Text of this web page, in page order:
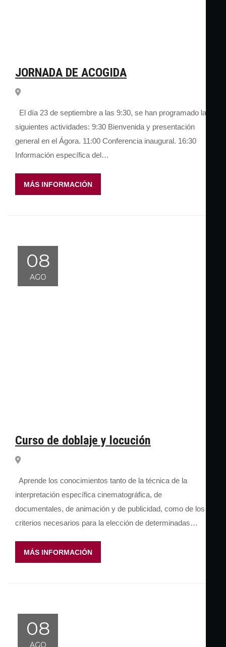
JORNADA DE ACOGIDA
El día 23 de septiembre a las 9:30, se han programado las
siguientes actividades: 9:30 Bienvenida y presentación
general en el Ágora. 11:00 Conferencia inaugural. 16:30
Información específica del…
MÁS INFORMACIÓN
08
AGO
Curso de doblaje y locución
Aprende los conocimientos tanto de la técnica de la
interpretación específica cinematográfica, de
documentales, de animación y de publicidad, como de los
criterios necesarios para la elección de determinadas…
MÁS INFORMACIÓN
08
AGO